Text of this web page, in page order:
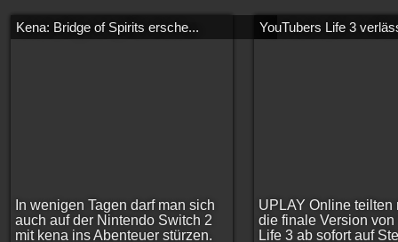
Kena: Bridge of Spirits ersche...
In wenigen Tagen darf man sich
auch auf der Nintendo Switch 2
mit kena ins Abenteuer stürzen.
YouTubers Life 3
UPLAY Online teilten
die finale Version von
Life 3 ab sofort auf